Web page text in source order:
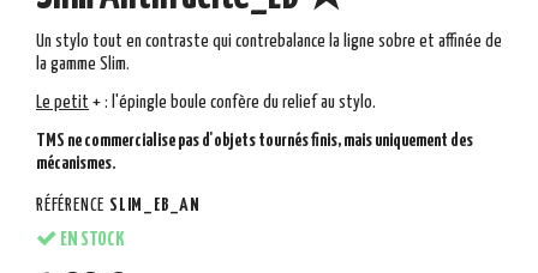
Un stylo tout en contraste qui contrebalance la ligne sobre et affinée de
la gamme Slim.
Le petit + : l'épingle boule confère du relief au stylo.
TMS ne commercialise pas d'objets tournés finis, mais uniquement des
mécanismes.
RÉFÉRENCE SLIM_EB_AN
EN STOCK